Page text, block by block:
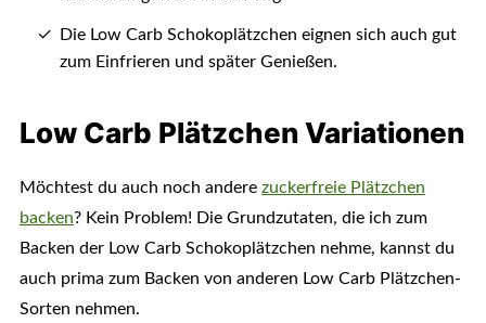
Die Low Carb Schokoplätzchen eignen sich auch gut
zum Einfrieren und später Genießen.
Low Carb Plätzchen Variationen
Möchtest du auch noch andere zuckerfreie Plätzchen
backen? Kein Problem! Die Grundzutaten, die ich zum
Backen der Low Carb Schokoplätzchen nehme, kannst du
auch prima zum Backen von anderen Low Carb Plätzchen-
Sorten nehmen.